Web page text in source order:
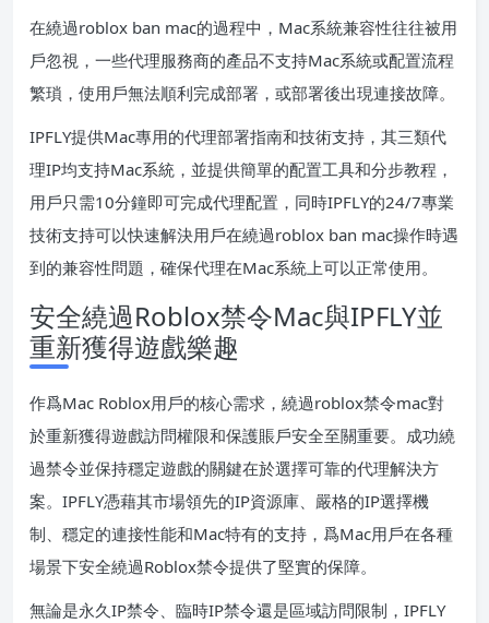
在繞過roblox ban mac的過程中，Mac系統兼容性往往被用
戶忽視，一些代理服務商的產品不支持Mac系統或配置流程
繁瑣，使用戶無法順利完成部署，或部署後出現連接故障。
IPFLY提供Mac專用的代理部署指南和技術支持，其三類代
理IP均支持Mac系統，並提供簡單的配置工具和分步教程，
用戶只需10分鐘即可完成代理配置，同時IPFLY的24/7專業
技術支持可以快速解決用戶在繞過roblox ban mac操作時遇
到的兼容性問題，確保代理在Mac系統上可以正常使用。
安全繞過Roblox禁令Mac與IPFLY並
重新獲得遊戲樂趣
作爲Mac Roblox用戶的核心需求，繞過roblox禁令mac對
於重新獲得遊戲訪問權限和保護賬戶安全至關重要。成功繞
過禁令並保持穩定遊戲的關鍵在於選擇可靠的代理解決方
案。IPFLY憑藉其市場領先的IP資源庫、嚴格的IP選擇機
制、穩定的連接性能和Mac特有的支持，爲Mac用戶在各種
場景下安全繞過Roblox禁令提供了堅實的保障。
無論是永久IP禁令、臨時IP禁令還是區域訪問限制，IPFLY